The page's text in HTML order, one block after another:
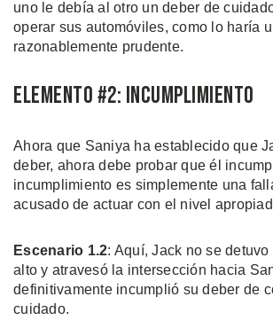
uno le debía al otro un deber de
operar sus automóviles, como lo haría
razonablemente prudente.
Elemento #2: Incumplimiento
Ahora que Saniya ha establecido que
deber, ahora debe probar que él
incumplimiento es simplemente una
acusado de actuar con el nivel
Escenario 1.2: Aquí, Jack no se
alto y atravesó la intersección hacia
definitivamente incumplió su deber de
cuidado.